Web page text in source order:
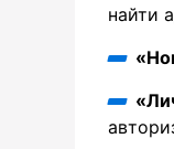
найти